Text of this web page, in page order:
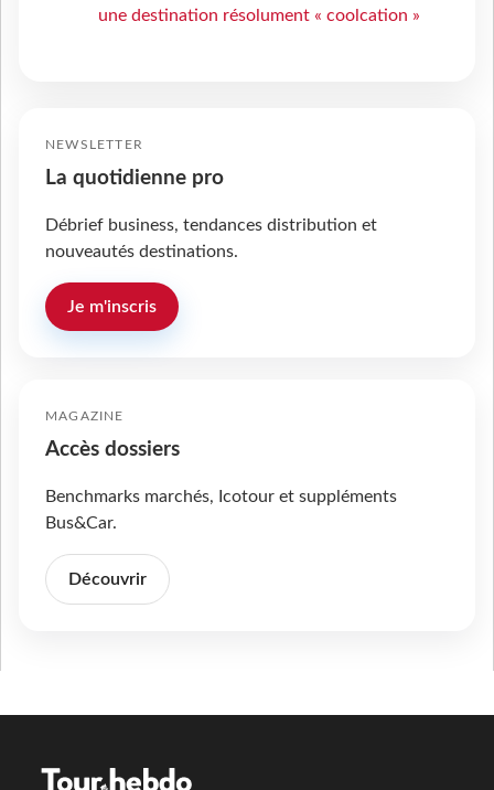
une destination résolument « coolcation »
NEWSLETTER
La quotidienne pro
Débrief business, tendances distribution et
nouveautés destinations.
Je m'inscris
MAGAZINE
Accès dossiers
Benchmarks marchés, Icotour et suppléments
Bus&Car.
Découvrir